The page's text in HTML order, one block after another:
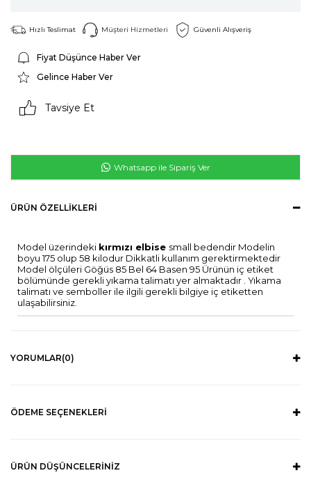
Hızlı Teslimat Müşteri Hizmetleri Güvenli Alışveriş
Fiyat Düşünce Haber Ver
Gelince Haber Ver
Tavsiye Et
Whatsapp ile Sipariş Ver
ÜRÜN ÖZELLIKLERI
Model üzerindeki kırmızı elbise small bedendir Modelin
boyu 175 olup 58 kilodur Dikkatli kullanım gerektirmektedir
Model ölçüleri Göğüs 85 Bel 64 Basen 95 Ürünün iç etiket
bölümünde gerekli yıkama talimatı yer almaktadır . Yıkama
talimatı ve semboller ile ilgili gerekli bilgiye iç etiketten
ulaşabilirsiniz.
YORUMLAR(0)
ÖDEME SEÇENEKLERI
ÜRÜN DÜŞÜNCELERINIZ